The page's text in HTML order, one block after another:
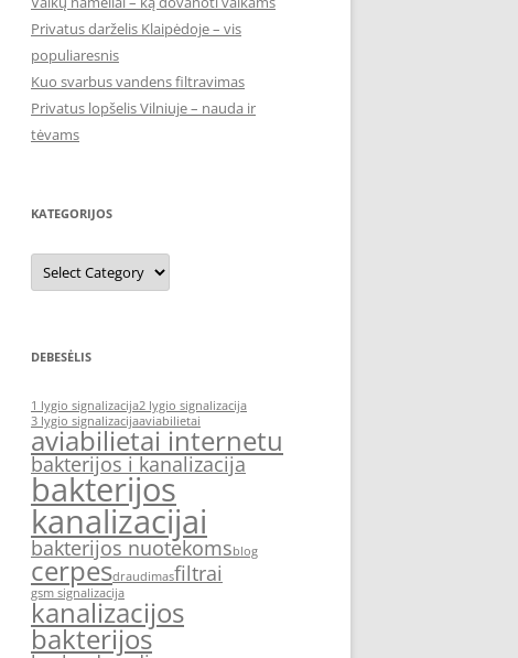
Privatus darželis Klaipėdoje – vis
populiaresnis
Kuo svarbus vandens filtravimas
Privatus lopšelis Vilniuje – nauda ir
tėvams
KATEGORIJOS
Kategorijos
DEBESĖLIS
1 lygio signalizacija2 lygio signalizacija
3 lygio signalizacijaaviabilietai
aviabilietai internetu
bakterijos i kanalizacija
bakterijos
kanalizacijai
bakterijos nuotekomsblog
cerpesdraudimasfiltrai
gsm signalizacija
kanalizacijos
bakterijos